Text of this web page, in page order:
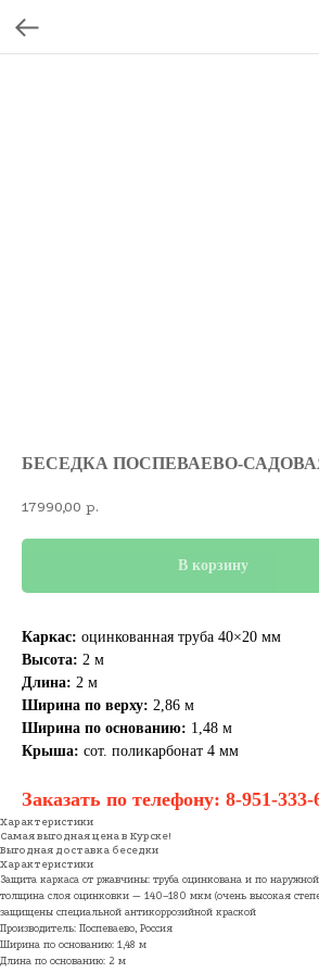
БЕСЕДКА ПОСПЕВАЕВО-
17990,00 р.
В корзину
Каркас: оцинкованная труба 40×20 мм
Высота: 2 м
Длина: 2 м
Ширина по верху: 2,86 м
Ширина по основанию: 1,48 м
Крыша: сот. поликарбонат 4 мм
Заказать по телефону: 8-951-333-
Характеристики
Самая выгодная цена в Курске!
Выгодная доставка беседки
Характеристики
Защита каркаса от ржавчины: труба оцинкована и по
толщина слоя оцинковки — 140–180 мкм (очень высокая
защищены специальной антикоррозийной краской
Производитель: Поспеваево, Россия
Ширина по основанию: 1,48 м
Длина по основанию: 2 м